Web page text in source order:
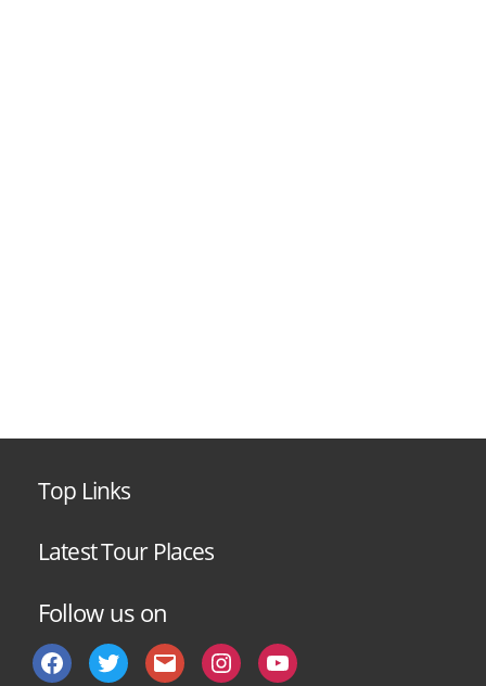
Top Links
Latest Tour Places
Follow us on
FacebookTwitterEmail instagram
You